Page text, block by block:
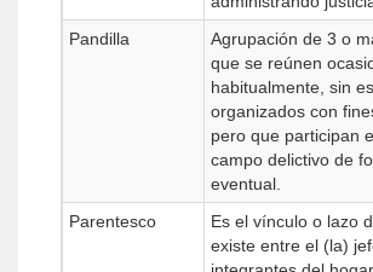
Pandilla
Agrupación de 3 o
que se reúnen
habitualmente, sin
organizados con
pero que participan
campo delictivo de
eventual.
Parentesco
Es el vínculo o lazo
existe entre el (la)